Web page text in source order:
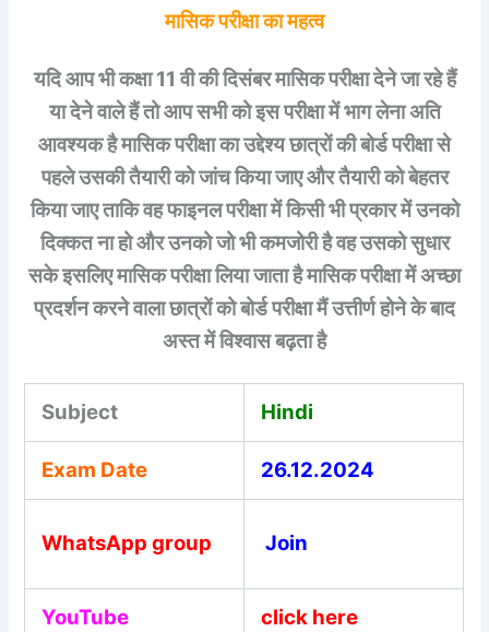
मासिक परीक्षा का महत्व
यदि आप भी कक्षा 11 वी की दिसंबर मासिक परीक्षा देने जा रहे हैं
या देने वाले हैं तो आप सभी को इस परीक्षा में भाग लेना अति
आवश्यक है मासिक परीक्षा का उद्देश्य छात्रों की बोर्ड परीक्षा से
पहले उसकी तैयारी को जांच किया जाए और तैयारी को बेहतर
किया जाए ताकि वह फाइनल परीक्षा में किसी भी प्रकार में उनको
दिक्कत ना हो और उनको जो भी कमजोरी है वह उसको सुधार
सके इसलिए मासिक परीक्षा लिया जाता है मासिक परीक्षा में अच्छा
प्रदर्शन करने वाला छात्रों को बोर्ड परीक्षा मैं उत्तीर्ण होने केबाद
अस्त में विश्वास बढ़ता है
Subject Hindi
Exam Date 26.12.2024
WhatsApp group Join
YouTube click here